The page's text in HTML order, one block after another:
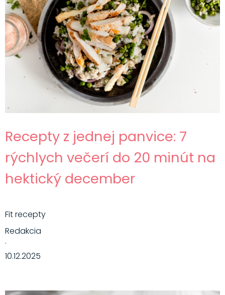
Recepty z jednej panvice: 7
rýchlych večerí do 20 minút na
hektický december
Fit recepty
Redakcia
·
10.12.2025